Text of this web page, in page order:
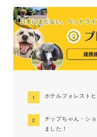
ホテルフォレスト
チップちゃん・シ
ました！